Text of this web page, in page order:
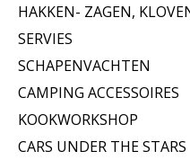
HAKKEN- ZAGEN,
SERVIES
SCHAPENVACHTEN
CAMPING ACCESSOIRES
KOOKWORKSHOP
CARS UNDER THE STARS